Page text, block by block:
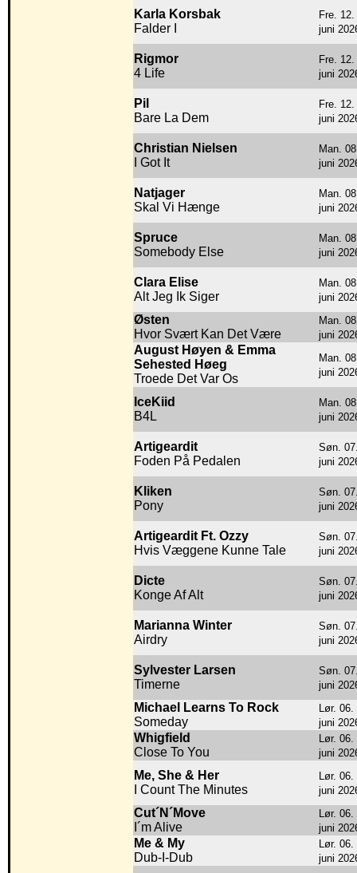
Karla Korsbak
Falder I
Fre. 12.
juni
Rigmor
4 Life
Fre. 12.
juni
Pil
Bare La Dem
Fre. 12.
juni
Christian Nielsen
I Got It
Man.
juni
Natjager
Skal Vi Hænge
Man.
juni
Spruce
Somebody Else
Man.
juni
Clara Elise
Alt Jeg Ik Siger
Man.
juni
Østen
Hvor Svært Kan Det Være
Man.
juni
August Høyen & Emma
Sehested Høeg
Troede Det Var Os
Man.
juni
IceKiid
B4L
Man.
juni
Artigeardit
Foden På Pedalen
Søn.
juni
Kliken
Pony
Søn.
juni
Artigeardit Ft. Ozzy
Hvis Væggene Kunne Tale
Søn.
juni
Dicte
Konge Af Alt
Søn.
juni
Marianna Winter
Airdry
Søn.
juni
Sylvester Larsen
Timerne
Søn.
juni
Michael Learns To Rock
Someday
Lør. 06.
juni
Whigfield
Close To You
Lør. 06.
juni
Me, She & Her
I Count The Minutes
Lør. 06.
juni
Cut´N´Move
I´m Alive
Lør. 06.
juni
Me & My
Dub-I-Dub
Lør. 06.
juni